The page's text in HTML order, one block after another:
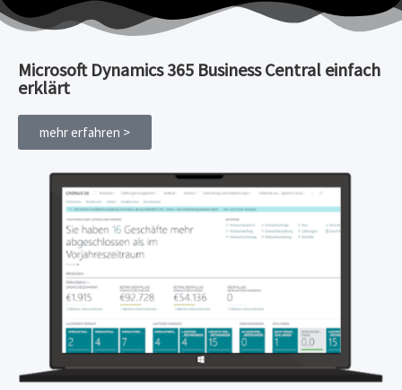
Microsoft Dynamics 365 Business Central einfach
erklärt
mehr erfahren >